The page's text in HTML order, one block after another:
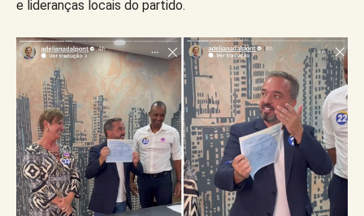
e lideranças locais do partido.